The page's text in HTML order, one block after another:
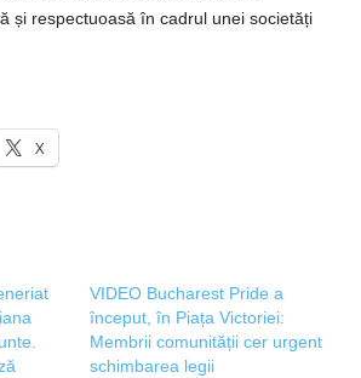
și respectuoasă în cadrul unei societăți
X
VIDEO Bucharest Pride a
început, în Piața Victoriei:
Membrii comunității cer urgent
schimbarea legii